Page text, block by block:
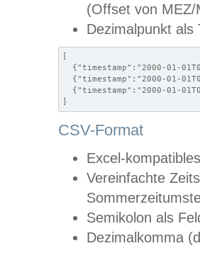
(Offset von MEZ/
Dezimalpunkt als
[
{"timestamp":"2000-01-
{"timestamp":"2000-01-
{"timestamp":"2000-01-
]
CSV-Format
Excel-
Vereinfachte
Semikolon als
Dezimalkomma